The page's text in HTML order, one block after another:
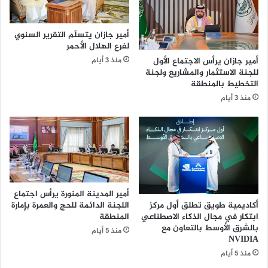
و
ا
ل
ه
و
ي
ة
ا
ط
ب
م
ش
ا
ر
ك
ر
ة
ا
ل
ق
د
م
ل
ة
ف
ي
ا
ل
أمير جازان يرأس الاجتماع الأول
للجنة الاستثمار والمشاريع ولجنة
التخطيط بالمنطقة
منذ 3 أيام
أمير جازان يتسلّم التقرير السنوي
لفرع الهلال الأحمر
منذ 3 أيام
أكاديمية طويق تطلق أول مركز
ابتكار في مجال الذكاء الاصطناعي
بالشرق الأوسط بالتعاون مع
NVIDIA
منذ 5 أيام
أمير المدينة المنورة يرأس اجتماع
اللجنة الدائمة للحج والعمرة بإمارة
المنطقة
منذ 5 أيام